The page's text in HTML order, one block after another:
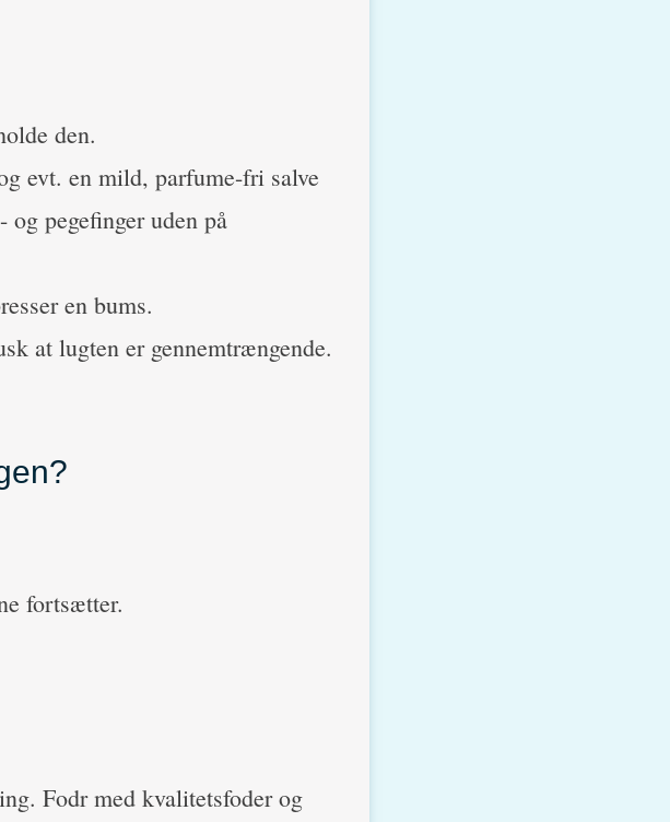
den.
evt. en mild, parfume-fri salve
pegefinger uden på
en bums.
at lugten er gennemtrængende.
fortsætter.
Fodr med kvalitetsfoder og